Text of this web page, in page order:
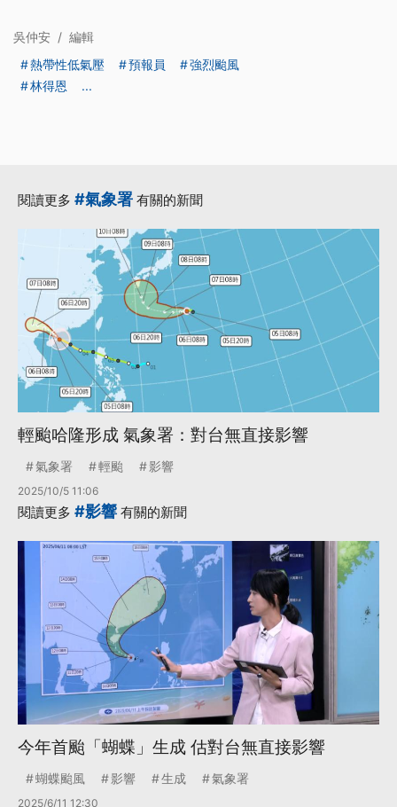
吳仲安 / 編輯
熱帶性低氣壓
預報員
強烈颱風
林得恩
...
閱讀更多 #氣象署 有關的新聞
輕颱哈隆形成 氣象署：對台無直接影響
氣象署 輕颱 影響
2025/10/5 11:06
閱讀更多 #影響 有關的新聞
今年首颱「蝴蝶」生成 估對台無直接影響
蝴蝶颱風 影響 生成 氣象署
2025/6/11 12:30